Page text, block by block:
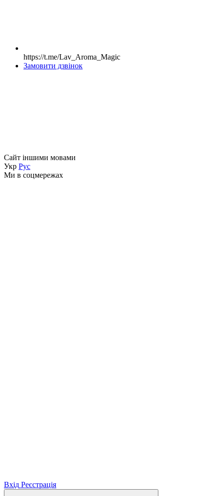
https://t.me/Lav_Aroma_Magic
Замовити дзвінок
Сайт іншими мовами
Укр Рус
Ми в соцмережах
Вхід Реєстрація